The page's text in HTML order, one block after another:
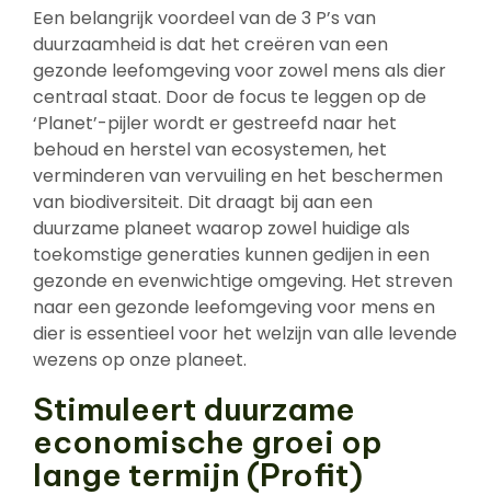
Een belangrijk voordeel van de 3 P’s van
duurzaamheid is dat het creëren van een
gezonde leefomgeving voor zowel mens als dier
centraal staat. Door de focus te leggen op de
‘Planet’-pijler wordt er gestreefd naar het
behoud en herstel van ecosystemen, het
verminderen van vervuiling en het beschermen
van biodiversiteit. Dit draagt bij aan een
duurzame planeet waarop zowel huidige als
toekomstige generaties kunnen gedijen in een
gezonde en evenwichtige omgeving. Het streven
naar een gezonde leefomgeving voor mens en
dier is essentieel voor het welzijn van alle levende
wezens op onze planeet.
Stimuleert duurzame
economische groei op
lange termijn (Profit)